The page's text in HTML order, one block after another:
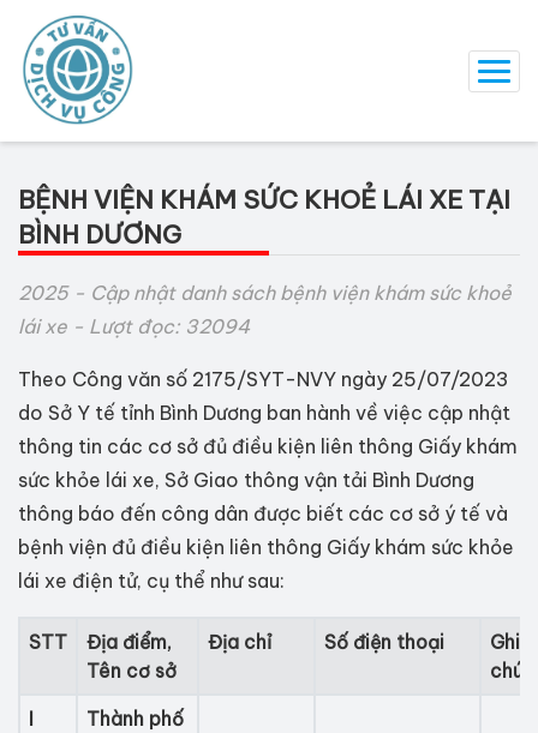
BỆNH VIỆN KHÁM SỨC KHOẺ LÁI XE TẠI
BÌNH DƯƠNG
2025 - Cập nhật danh sách bệnh viện khám sức khoẻ
lái xe - Lượt đọc: 32094
Theo Công văn số 2175/SYT-NVY ngày 25/07/2023
do Sở Y tế tỉnh Bình Dương ban hành về việc cập nhật
thông tin các cơ sở đủ điều kiện liên thông Giấy khám
sức khỏe lái xe, Sở Giao thông vận tải Bình Dương
thông báo đến công dân được biết các cơ sở ý tế và
bệnh viện đủ điều kiện liên thông Giấy khám sức khỏe
lái xe điện tử​, cụ thể như sau:
STT
Địa điểm,
Tên cơ sở
Địa chỉ Số điện thoại
Ghi
chú
I
Thành phố